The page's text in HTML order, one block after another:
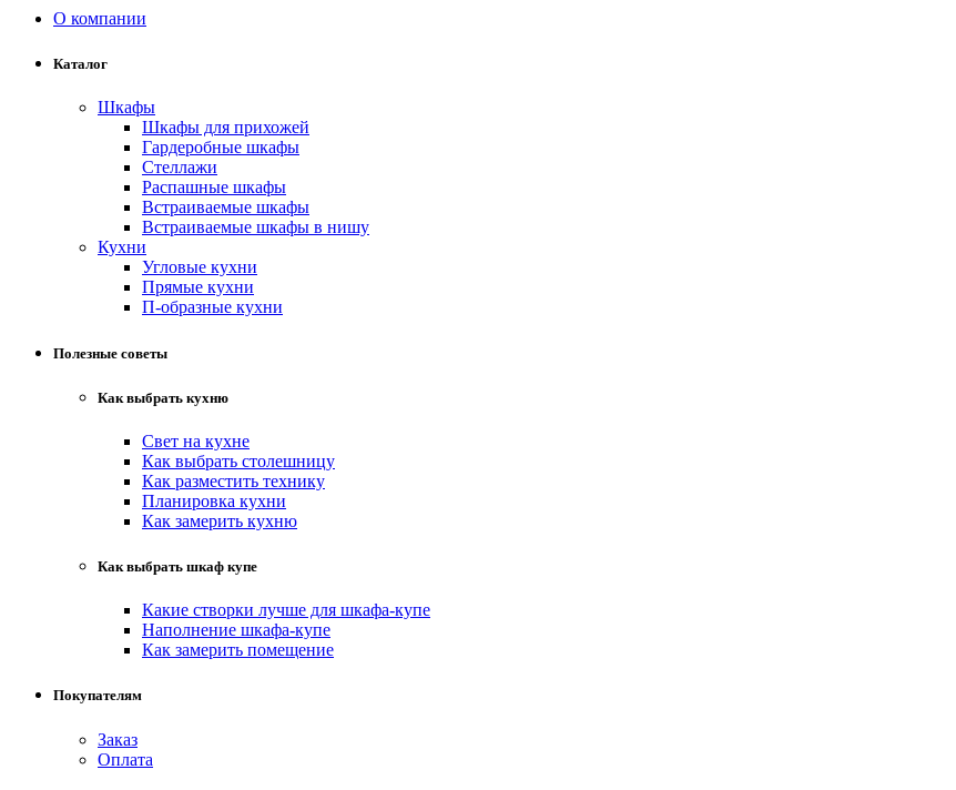
О компании
Каталог
Шкафы
Шкафы для прихожей
Гардеробные шкафы
Стеллажи
Распашные шкафы
Встраиваемые шкафы
Встраиваемые шкафы в нишу
Кухни
Угловые кухни
Прямые кухни
П-образные кухни
Полезные советы
Как выбрать кухню
Свет на кухне
Как выбрать столешницу
Как разместить технику
Планировка кухни
Как замерить кухню
Как выбрать шкаф купе
Какие створки лучше для шкафа-купе
Наполнение шкафа-купе
Как замерить помещение
Покупателям
Заказ
Оплата